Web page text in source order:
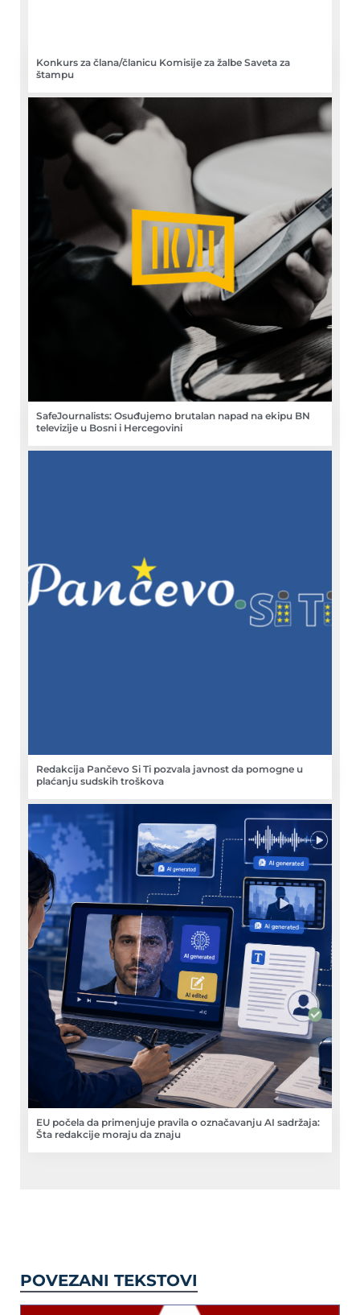
Konkurs za člana/članicu Komisije za žalbe Saveta za
štampu
SafeJournalists: Osuđujemo brutalan napad na ekipu BN
televizije u Bosni i Hercegovini
Redakcija Pančevo Si Ti pozvala javnost da pomogne u
plaćanju sudskih troškova
EU počela da primenjuje pravila o označavanju AI sadržaja:
Šta redakcije moraju da znaju
POVEZANI TEKSTOVI